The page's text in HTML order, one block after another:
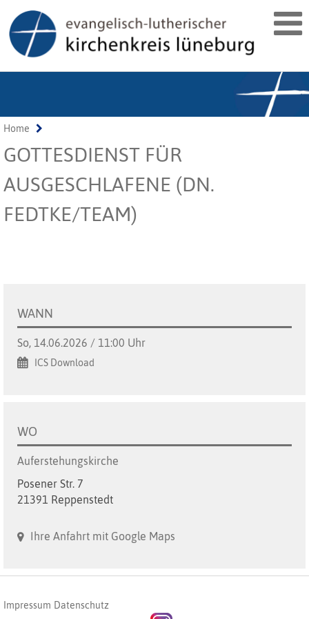
Home
GOTTESDIENST FÜR
AUSGESCHLAFENE (DN.
FEDTKE/TEAM)
WANN
So, 14.06.2026 / 11:00 Uhr
ICS Download
WO
Auferstehungskirche
Posener Str. 7
21391 Reppenstedt
Ihre Anfahrt mit Google Maps
Impressum Datenschutz